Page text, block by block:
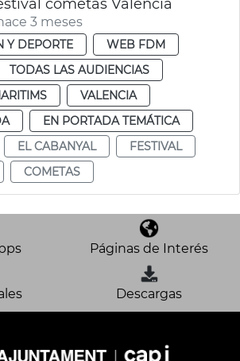
cometas València
3 meses
Y DEPORTE
WEB FDM
TODAS LAS AUDIENCIAS
VALENCIA
EN PORTADA TEMÁTICA
EL CABANYAL
FESTIVAL
COMETAS
Páginas de Interés
Descargas